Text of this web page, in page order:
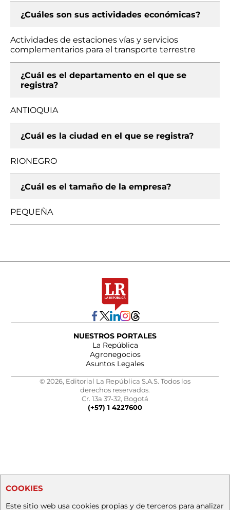
¿Cuáles son sus actividades económicas?
Actividades de estaciones vías y servicios
complementarios para el transporte terrestre
¿Cuál es el departamento en el que se
registra?
ANTIOQUIA
¿Cuál es la ciudad en el que se registra?
RIONEGRO
¿Cuál es el tamaño de la empresa?
PEQUEÑA
NUESTROS PORTALES
La República
Agronegocios
Asuntos Legales
© 2026, Editorial La República S.A.S. Todos los
derechos reservados.
Cr. 13a 37-32, Bogotá
(+57) 1 4227600
COOKIES
Este sitio web usa cookies propias y de terceros para analizar